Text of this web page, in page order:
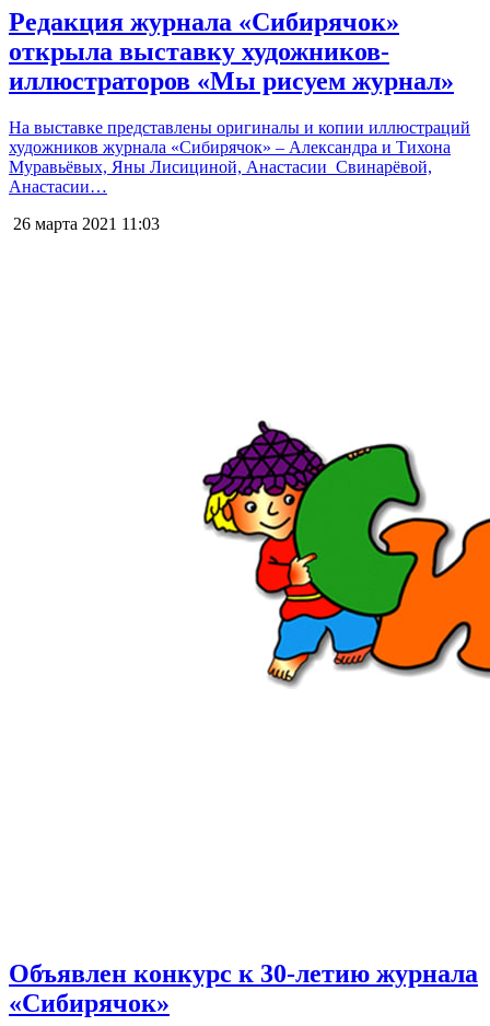
Редакция журнала «Сибирячок»
открыла выставку художников-
иллюстраторов «Мы рисуем журнал»
На выставке представлены оригиналы и копии иллюстраций
художников журнала «Сибирячок» – Александра и Тихона
Муравьёвых, Яны Лисициной, Анастасии Свинарёвой,
Анастасии…
26 марта 2021 11:03
Объявлен конкурс к 30-летию журнала
«Сибирячок»